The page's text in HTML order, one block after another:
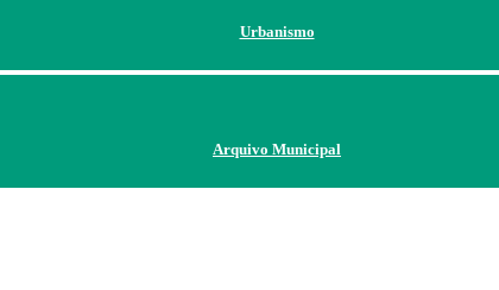
Urbanismo
Arquivo Municipal